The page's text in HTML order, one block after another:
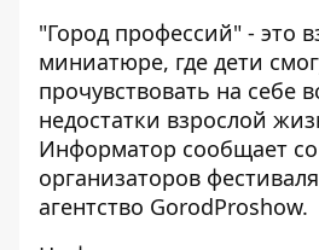
"Город профессий" - это
миниатюре, где дети
прочувствовать на себе
недостатки взрослой
Информатор сообщает
организаторов
агентство GorodProshow.